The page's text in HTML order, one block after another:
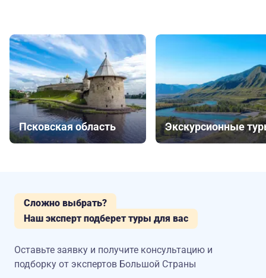
Псковская область Экскурсионные
Сложно выбрать?
Наш эксперт подберет туры для вас
Оставьте заявку и получите консультацию и
подборку от экспертов Большой Страны